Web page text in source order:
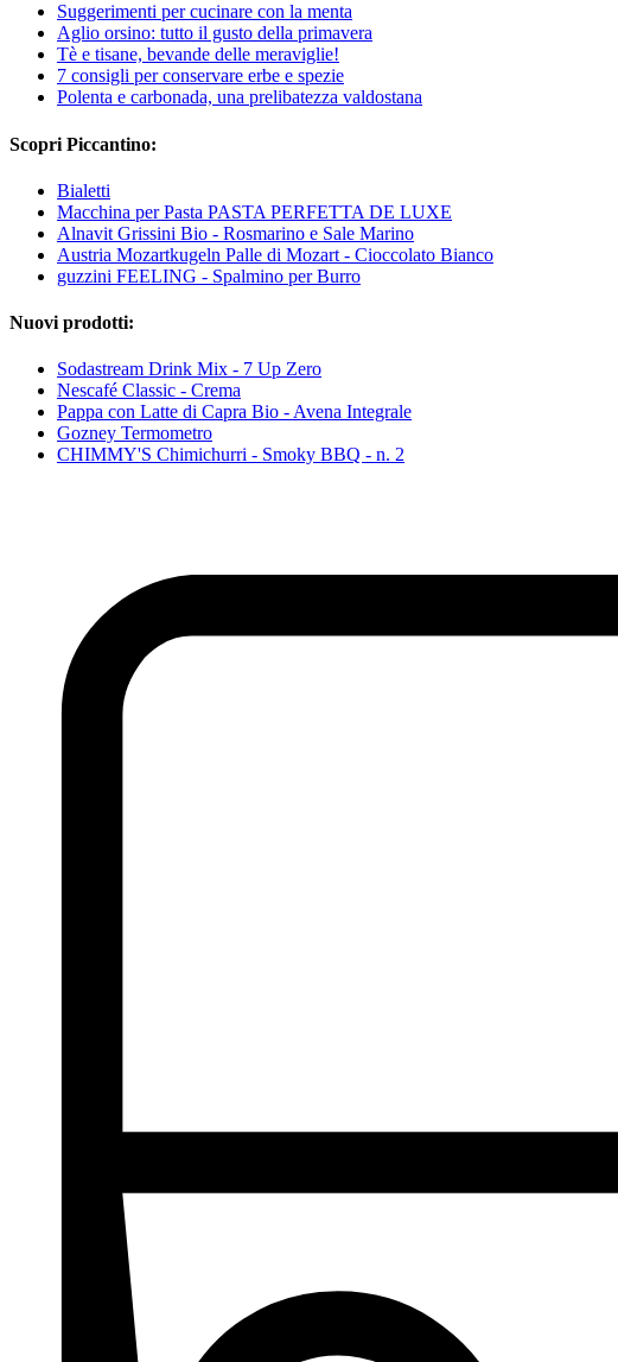
Suggerimenti per cucinare con la menta
Aglio orsino: tutto il gusto della primavera
Tè e tisane, bevande delle meraviglie!
7 consigli per conservare erbe e spezie
Polenta e carbonada, una prelibatezza valdostana
Scopri Piccantino:
Bialetti
Macchina per Pasta PASTA PERFETTA DE LUXE
Alnavit Grissini Bio - Rosmarino e Sale Marino
Austria Mozartkugeln Palle di Mozart - Cioccolato Bianco
guzzini FEELING - Spalmino per Burro
Nuovi prodotti:
Sodastream Drink Mix - 7 Up Zero
Nescafé Classic - Crema
Pappa con Latte di Capra Bio - Avena Integrale
Gozney Termometro
CHIMMY'S Chimichurri - Smoky BBQ - n. 2